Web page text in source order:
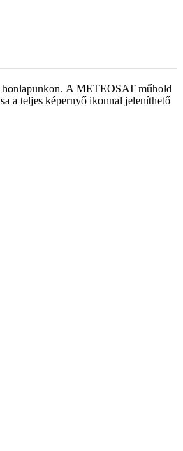
honlapunkon. A METEOSAT műhold
a teljes képernyő ikonnal jeleníthető